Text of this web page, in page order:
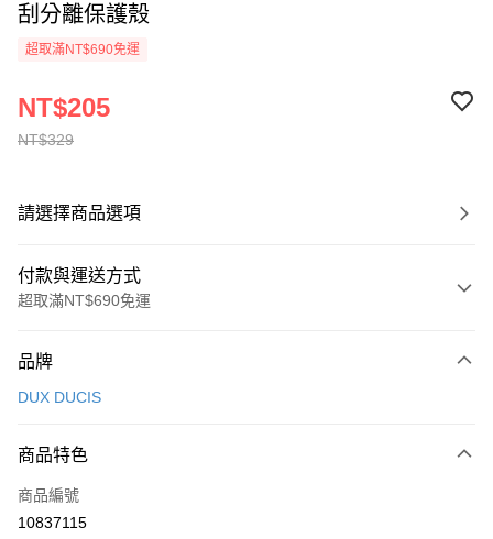
刮分離保護殼
超取滿NT$690免運
NT$329
NT$205
請選擇商品選項
付款與運送方式
超取滿NT$690免運
信用卡一次付款
LINE Pay
Apple Pay
品牌
DUX DUCIS
商品特色
商品編號
10837115